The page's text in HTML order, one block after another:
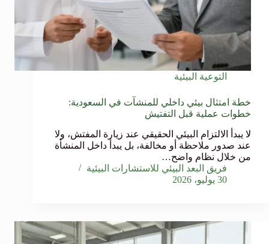
التوعية البيئية
خطة امتثال بيئي داخلي للمنشآت في السعودية:
خطوات عملية قبل التفتيش
لا يبدأ الالتزام البيئي الحقيقي عند زيارة المفتش، ولا
عند صدور ملاحظة أو مخالفة، بل يبدأ داخل المنشأة
من خلال نظام واضح…
فريق البعد البيئي للاستشارات البيئية
30 يوليو، 2026